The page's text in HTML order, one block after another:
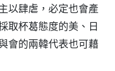
以肆虐，必定也會產
取杯葛態度的美、日
會的兩韓代表也可藉